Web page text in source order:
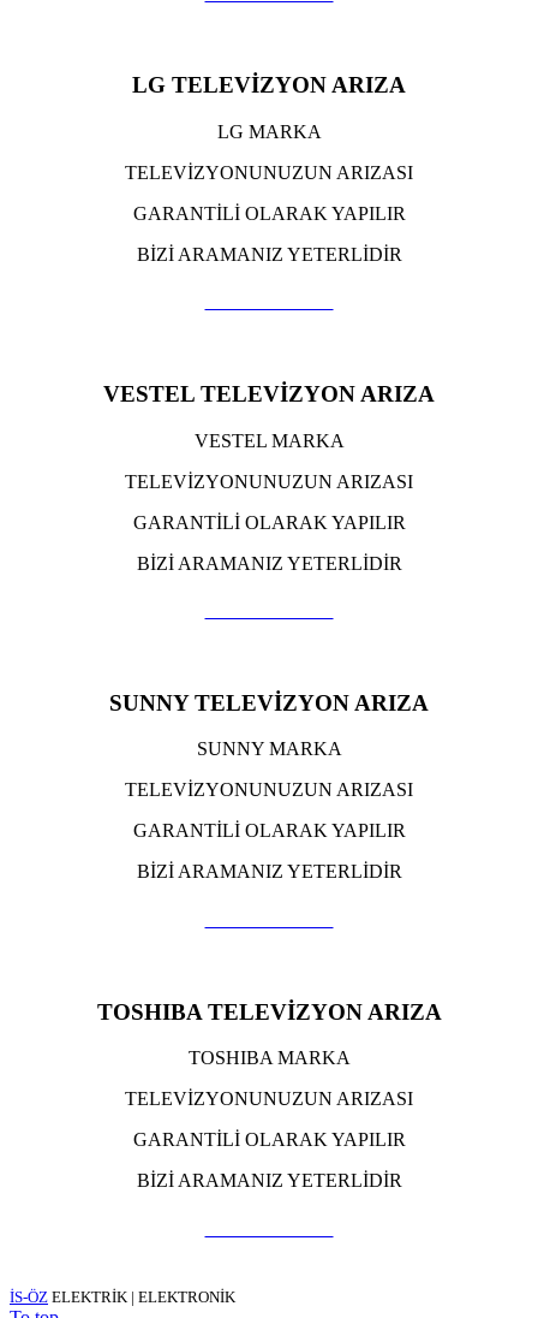
LG TELEVİZYON ARIZA
LG MARKA
TELEVİZYONUNUZUN ARIZASI
GARANTİLİ OLARAK YAPILIR
BİZİ ARAMANIZ YETERLİDİR
VESTEL TELEVİZYON ARIZA
VESTEL MARKA
TELEVİZYONUNUZUN ARIZASI
GARANTİLİ OLARAK YAPILIR
BİZİ ARAMANIZ YETERLİDİR
SUNNY TELEVİZYON ARIZA
SUNNY MARKA
TELEVİZYONUNUZUN ARIZASI
GARANTİLİ OLARAK YAPILIR
BİZİ ARAMANIZ YETERLİDİR
TOSHIBA TELEVİZYON ARIZA
TOSHIBA MARKA
TELEVİZYONUNUZUN ARIZASI
GARANTİLİ OLARAK YAPILIR
BİZİ ARAMANIZ YETERLİDİR
İS-ÖZ ELEKTRİK | ELEKTRONİK